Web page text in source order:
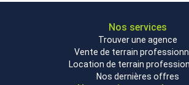
Nos services
Trouver une agence
Vente de terrain
Location de terrain
Nos dernières offres